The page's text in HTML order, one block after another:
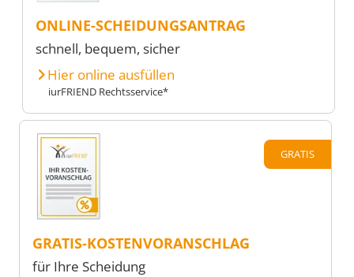
ONLINE-SCHEIDUNGSANTRAG
schnell, bequem, sicher
Hier online ausfüllen
iurFRIEND Rechtsservice*
GRATIS
GRATIS-KOSTENVORANSCHLAG
für Ihre Scheidung